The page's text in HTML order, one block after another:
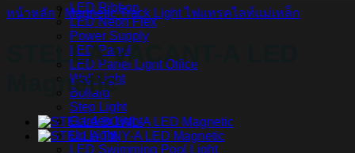
LED Ribbon
LED Neon Flex
Power Supply
LED Panel
LED Panel Light Office
Wall Light
Bollard
Step Light
Garden Light
Up Light
LED Swimming Pool Light
หน้าหลัก / Magnetic Track Light ไฟแทรคไลท์แม่เหล็ก
STELLA VACANT-A LED
Magnetic